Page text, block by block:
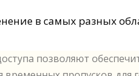
в самых разных
позволяют